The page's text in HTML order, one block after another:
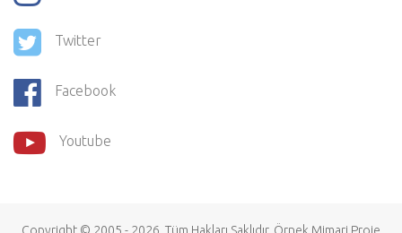
Twitter
Facebook
Youtube